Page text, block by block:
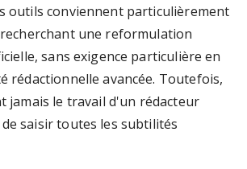
outils conviennent particulièrement
une reformulation
sans exigence particulière en
rédactionnelle avancée. Toutefois,
jamais le travail d'un rédacteur
saisir toutes les subtilités